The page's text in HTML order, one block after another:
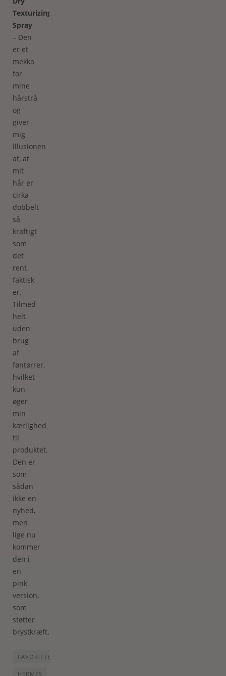
Texturizing
Spray
– Den
er et
mekka
for
mine
hårstrå
og
giver
mig
illusionen
af, at
mit
hår er
cirka
dobbelt
så
kraftigt
som
det
rent
faktisk
er.
Tilmed
helt
uden
brug
af
føntørrer,
hvilket
kun
øger
min
kærlighed
til
produktet.
Den er
som
sådan
ikke en
nyhed,
men
lige nu
kommer
den i
en
pink
version,
som
støtter
brystkræft.
FAVORITTER
HERMÉS